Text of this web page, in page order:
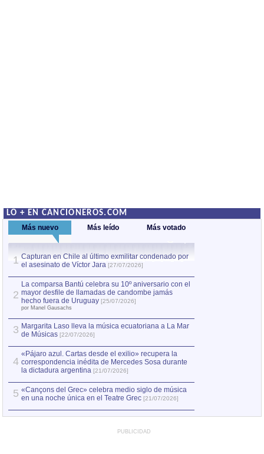
LO + EN CANCIONEROS.COM
Más nuevo Más leído Más votado
1 Capturan en Chile al último exmilitar condenado por
el asesinato de Víctor Jara [27/07/2026]
2
La comparsa Bantú celebra su 10º aniversario con el
mayor desfile de llamadas de candombe jamás
hecho fuera de Uruguay [25/07/2026]
por Manel Gausachs
3 Margarita Laso lleva la música ecuatoriana a La Mar
de Músicas [22/07/2026]
4
«Pájaro azul. Cartas desde el exilio» recupera la
correspondencia inédita de Mercedes Sosa durante
la dictadura argentina [21/07/2026]
5 «Cançons del Grec» celebra medio siglo de música
en una noche única en el Teatre Grec [21/07/2026]
PUBLICIDAD